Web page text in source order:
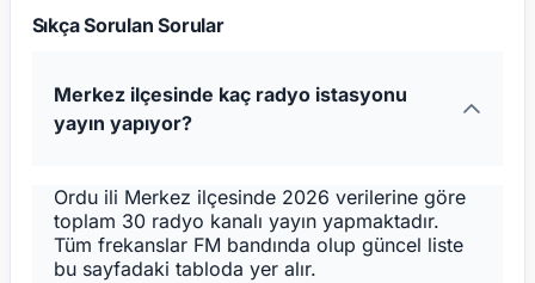
Sıkça Sorulan Sorular
Merkez ilçesinde kaç radyo istasyonu
yayın yapıyor?
Ordu ili Merkez ilçesinde 2026 verilerine göre
toplam 30 radyo kanalı yayın yapmaktadır.
Tüm frekanslar FM bandında olup güncel liste
bu sayfadaki tabloda yer alır.